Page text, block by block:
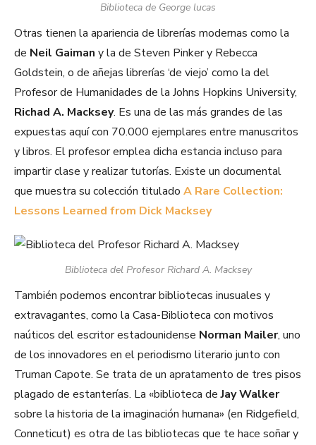
Biblioteca de George lucas
Otras tienen la apariencia de librerías modernas como la
de Neil Gaiman y la de Steven Pinker y Rebecca
Goldstein, o de añejas librerías ‘de viejo’ como la del
Profesor de Humanidades de la Johns Hopkins University,
Richad A. Macksey. Es una de las más grandes de las
expuestas aquí con 70.000 ejemplares entre manuscritos
y libros. El profesor emplea dicha estancia incluso para
impartir clase y realizar tutorías. Existe un documental
que muestra su colección titulado A Rare Collection:
Lessons Learned from Dick Macksey
Biblioteca del Profesor Richard A. Macksey
También podemos encontrar bibliotecas inusuales y
extravagantes, como la Casa-Biblioteca con motivos
naúticos del escritor estadounidense Norman Mailer, uno
de los innovadores en el periodismo literario junto con
Truman Capote. Se trata de un apratamento de tres pisos
plagado de estanterías. La «biblioteca deJay Walker
sobre la historia de la imaginación humana» (en Ridgefield,
Conneticut) es otra de las bibliotecas que te hace soñar y